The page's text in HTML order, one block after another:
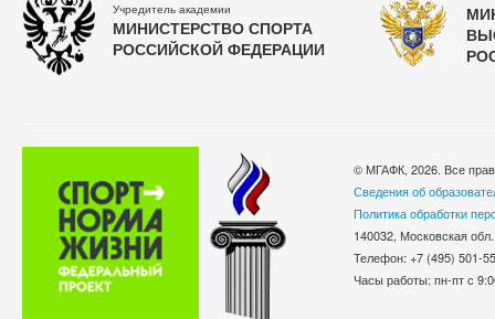
Учредитель академии
МИНИСТЕРСТВО СПОРТА
РОССИЙСКОЙ ФЕДЕРАЦИИ
© МГАФК, 2026. Все
Сведения об
Политика обработки
140032, Московская
Телефон: +7 (495)
Часы работы: пн-пт с